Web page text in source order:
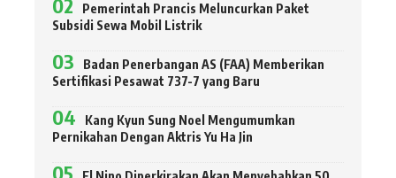
Pemerintah Prancis Meluncurkan Paket
Subsidi Sewa Mobil Listrik
Badan Penerbangan AS (FAA) Memberikan
Sertifikasi Pesawat 737-7 yang Baru
Kang Kyun Sung Noel Mengumumkan
Pernikahan Dengan Aktris Yu Ha Jin